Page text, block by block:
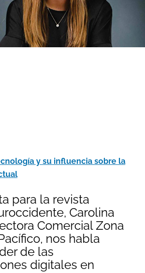
y su influencia sobre la
para la revista
Carolina
Comercial Zona
nos habla
de las
digitales en